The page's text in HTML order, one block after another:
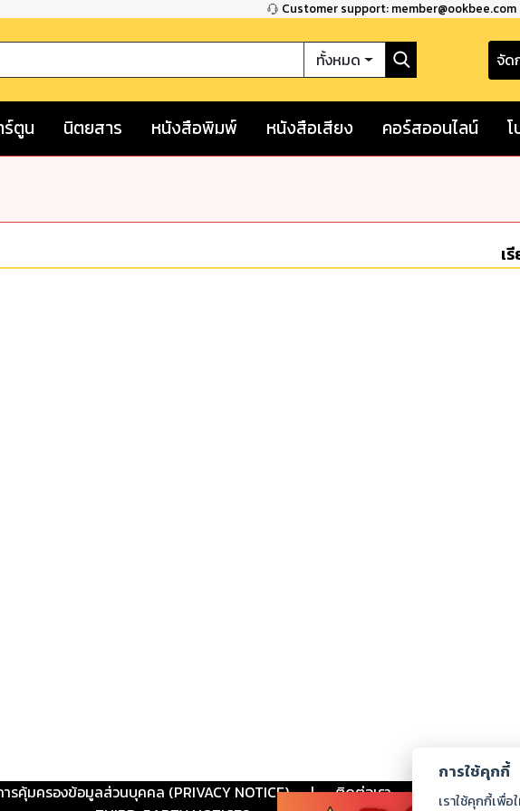
Customer support: member@ookbee.com
ทั้งหมด จัด
ร์ตูน นิตยสาร หนังสือพิมพ์ หนังสือเสียง คอร์สออนไลน์
เ
ารคุ้มครองข้อมูลส่วนบุคคล (PRIVACY NOTICE) | ติดต่อเรา ร่วมงานกับเรา
การใช้คุกกี้
เราใช้คุกกี้เพื่